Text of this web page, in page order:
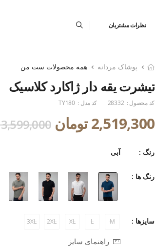
نظرات مشتریان
پوشاک مردانه همه محصولات ست من
تیشرت یقه دار ژاکارد کلاسیک
کد محصول : 28332 کد مدل : TY180
2,519,300 تومان 3,599,000 تومان
رنگ : آبی
رنگ ها :
سایزها : M
L
XL
2XL
3XL
راهنمای سایز